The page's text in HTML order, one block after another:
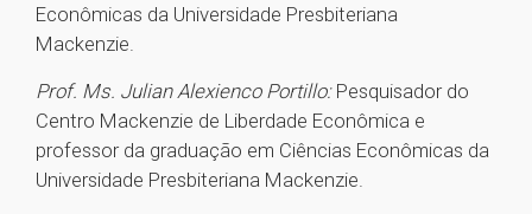
Econômicas da Universidade Presbiteriana
Mackenzie.
Prof. Ms. Julian Alexienco Portillo:Pesquisador do
Centro Mackenzie de Liberdade Econômica e
professor da graduação em Ciências Econômicas da
Universidade Presbiteriana Mackenzie.